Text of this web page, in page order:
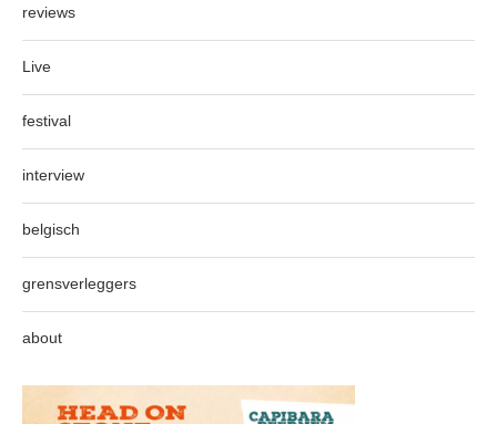
reviews
Live
festival
interview
belgisch
grensverleggers
about